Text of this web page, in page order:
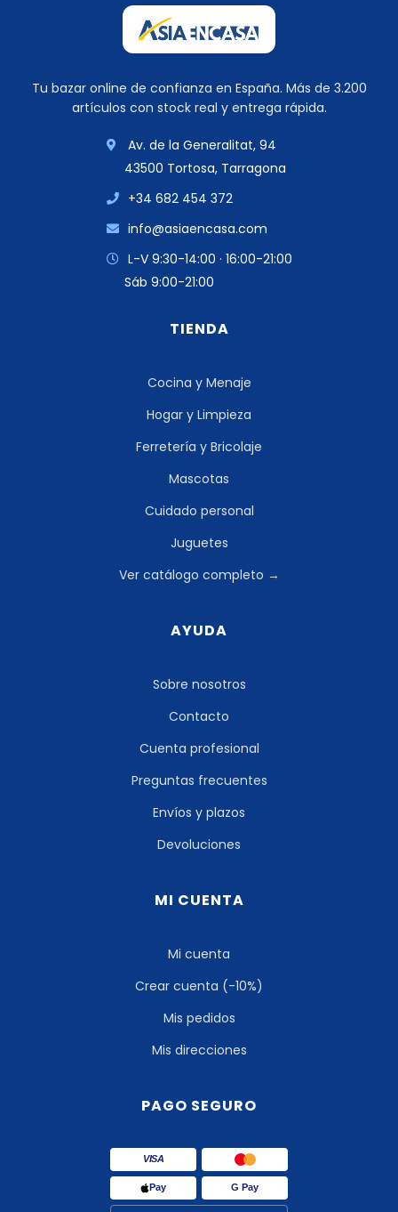
Tu bazar online de confianza en España. Más de 3.200
artículos con stock real y entrega rápida.
Av. de la Generalitat, 94
43500 Tortosa, Tarragona
+34 682 454 372
info@asiaencasa.com
L-V 9:30-14:00 · 16:00-21:00
Sáb 9:00-21:00
TIENDA
Cocina y Menaje
Hogar y Limpieza
Ferretería y Bricolaje
Mascotas
Cuidado personal
Juguetes
Ver catálogo completo →
AYUDA
Sobre nosotros
Contacto
Cuenta profesional
Preguntas frecuentes
Envíos y plazos
Devoluciones
MI CUENTA
Mi cuenta
Crear cuenta (-10%)
Mis pedidos
Mis direcciones
PAGO SEGURO
VISA
Pay G Pay